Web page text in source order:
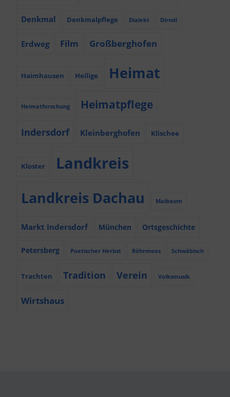
Denkmal Denkmalpflege Dialekt Dirndl
Erdweg Film Großberghofen
Haimhausen Heilige Heimat
Heimatforschung Heimatpflege
Indersdorf Kleinberghofen Klischee
Kloster Landkreis
Landkreis Dachau Maibaum
Markt Indersdorf München Ortsgeschichte
Petersberg Poetischer Herbst Röhrmoos Schwäbisch
Trachten Tradition Verein Volksmusik
Wirtshaus